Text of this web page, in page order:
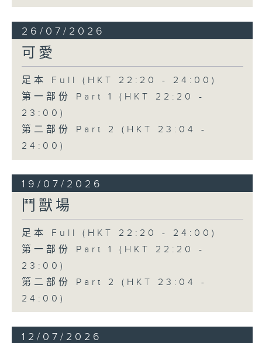
26/07/2026
可愛
足本 Full (HKT 22:20 - 24:00)
第一部份 Part 1 (HKT 22:20 -
23:00)
第二部份 Part 2 (HKT 23:04 -
24:00)
19/07/2026
鬥獸場
足本 Full (HKT 22:20 - 24:00)
第一部份 Part 1 (HKT 22:20 -
23:00)
第二部份 Part 2 (HKT 23:04 -
24:00)
12/07/2026